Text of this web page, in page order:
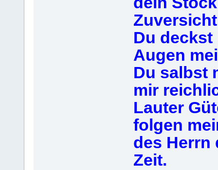
Du
Augen
Du salbst
mir
Lauter
folgen
des Herrn
Zeit.